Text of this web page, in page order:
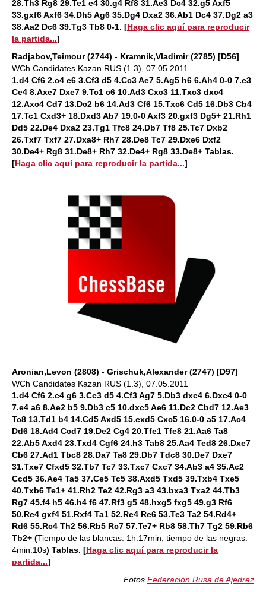
28.Th3 Rg8 29.Te1 e4 30.g4 Rf8 31.Ae3 Dc4 32.g5 Axf5
33.gxf6 Axf6 34.Dh5 Ag6 35.Dg4 Dxa2 36.Ab1 Dc4 37.Dg2 a3
38.Aa2 Dc6 39.Tg3 Tb8 0-1. [Haga clic aquí para reproducir
la partida...]
Radjabov,Teimour (2744) - Kramnik,Vladimir (2785) [D56]
WCh Candidates Kazan RUS (1.3), 07.05.2011
1.d4 Cf6 2.c4 e6 3.Cf3 d5 4.Cc3 Ae7 5.Ag5 h6 6.Ah4 0-0 7.e3
Ce4 8.Axe7 Dxe7 9.Tc1 c6 10.Ad3 Cxc3 11.Txc3 dxc4
12.Axc4 Cd7 13.Dc2 b6 14.Ad3 Cf6 15.Txc6 Cd5 16.Db3 Cb4
17.Tc1 Cxd3+ 18.Dxd3 Ab7 19.0-0 Axf3 20.gxf3 Dg5+ 21.Rh1
Dd5 22.De4 Dxa2 23.Tg1 Tfc8 24.Db7 Tf8 25.Tc7 Dxb2
26.Txf7 Txf7 27.Dxa8+ Rh7 28.De8 Tc7 29.Dxe6 Dxf2
30.De4+ Rg8 31.De8+ Rh7 32.De4+ Rg8 33.De8+ Tablas.
[Haga clic aquí para reproducir la partida...]
Aronian,Levon (2808) - Grischuk,Alexander (2747) [D97]
WCh Candidates Kazan RUS (1.3), 07.05.2011
1.d4 Cf6 2.c4 g6 3.Cc3 d5 4.Cf3 Ag7 5.Db3 dxc4 6.Dxc4 0-0
7.e4 a6 8.Ae2 b5 9.Db3 c5 10.dxc5 Ae6 11.Dc2 Cbd7 12.Ae3
Tc8 13.Td1 b4 14.Cd5 Axd5 15.exd5 Cxc5 16.0-0 a5 17.Ac4
Dd6 18.Ad4 Ccd7 19.De2 Cg4 20.Tfe1 Tfe8 21.Aa6 Ta8
22.Ab5 Axd4 23.Txd4 Cgf6 24.h3 Tab8 25.Aa4 Ted8 26.Dxe7
Cb6 27.Ad1 Tbc8 28.Da7 Ta8 29.Db7 Tdc8 30.De7 Dxe7
31.Txe7 Cfxd5 32.Tb7 Tc7 33.Txc7 Cxc7 34.Ab3 a4 35.Ac2
Ccd5 36.Ae4 Ta5 37.Ce5 Tc5 38.Axd5 Txd5 39.Txb4 Txe5
40.Txb6 Te1+ 41.Rh2 Te2 42.Rg3 a3 43.bxa3 Txa2 44.Tb3
Rg7 45.f4 h5 46.h4 f6 47.Rf3 g5 48.hxg5 fxg5 49.g3 Rf6
50.Re4 gxf4 51.Rxf4 Ta1 52.Re4 Re6 53.Te3 Ta2 54.Rd4+
Rd6 55.Rc4 Th2 56.Rb5 Rc7 57.Te7+ Rb8 58.Th7 Tg2 59.Rb6
Tb2+ (Tiempo de las blancas: 1h:17min; tiempo de las negras:
4min:10s) Tablas. [Haga clic aquí para reproducir la
partida...]
Fotos Federación Rusa de Ajedrez